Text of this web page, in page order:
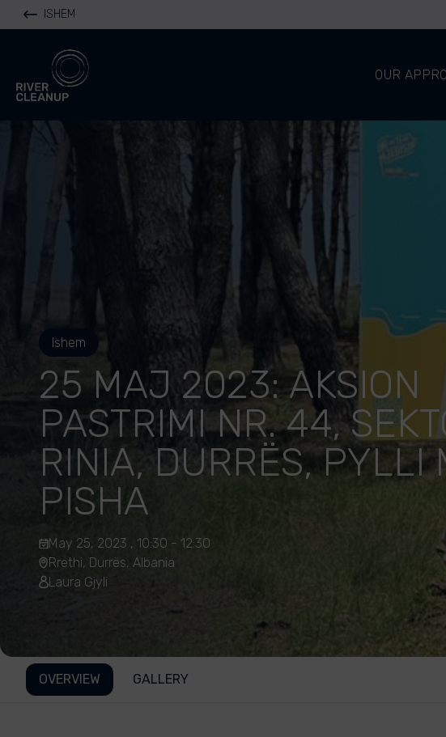
ISHEM
River Cleanup
OUR
Ishem
25 MAJ 2023: AKSION
PASTRIMI NR. 44,
RINIA, DURRËS, PYLLI
PISHA
May 25, 2023 , 10:30 - 12:30
Rrethi, Durrës, Albania
Laura Gjyli
OVERVIEW GALLERY